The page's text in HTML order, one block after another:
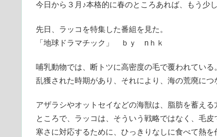
今日から３月♪本格的に春のところあれば、もう少
先日、ラッコを特集した番組を見た。
「地球ドラマチック」 ｂｙ nｈｋ
哺乳動物では、断トツに高密度の毛で覆われている
乱獲された時期があり、それにより、海の荒廃につ
アザラシやオットセイなどの海獣は、脂肪を蓄える
ところで、ラッコは、そういう戦略ではなく、毛皮
寒さに対応するために、ひっきりなしに食べて熱を